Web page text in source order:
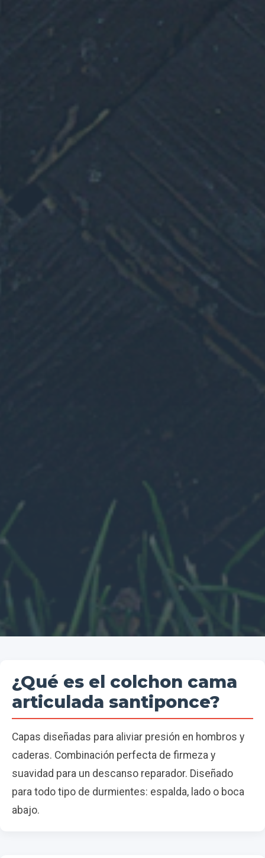
¿Qué es el colchon cama
articulada santiponce?
Capas diseñadas para aliviar presión en hombros y
caderas. Combinación perfecta de firmeza y
suavidad para un descanso reparador. Diseñado
para todo tipo de durmientes: espalda, lado o boca
abajo.